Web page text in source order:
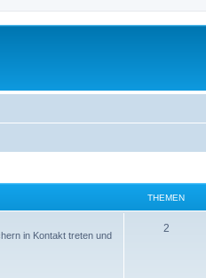
THEMEN
in Kontakt treten und
2